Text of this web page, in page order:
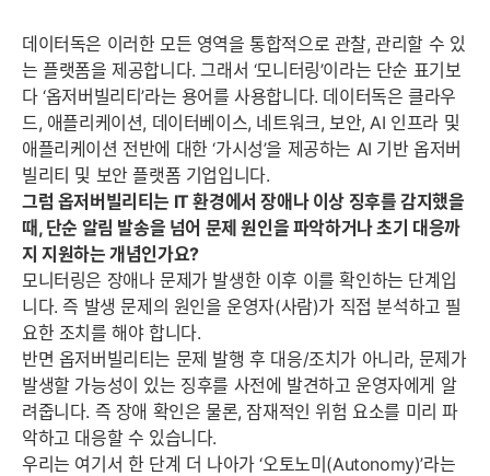
데이터독은 이러한 모든 영역을 통합적으로 관찰, 관리할 수 있
는 플랫폼을 제공합니다. 그래서 ‘모니터링’이라는 단순 표기보
다 ‘옵저버빌리티’라는 용어를 사용합니다. 데이터독은 클라우
드, 애플리케이션, 데이터베이스, 네트워크, 보안, AI 인프라 및
애플리케이션 전반에 대한 ‘가시성’을 제공하는 AI 기반 옵저버
빌리티 및 보안 플랫폼 기업입니다.
그럼 옵저버빌리티는 IT 환경에서 장애나 이상 징후를 감지했을
때, 단순 알림 발송을 넘어 문제 원인을 파악하거나 초기 대응까
지 지원하는 개념인가요?
모니터링은 장애나 문제가 발생한 이후 이를 확인하는 단계입
니다. 즉 발생 문제의 원인을 운영자(사람)가 직접 분석하고 필
요한 조치를 해야 합니다.
반면 옵저버빌리티는 문제 발행 후 대응/조치가 아니라, 문제가
발생할 가능성이 있는 징후를 사전에 발견하고 운영자에게 알
려줍니다. 즉 장애 확인은 물론, 잠재적인 위험 요소를 미리 파
악하고 대응할 수 있습니다.
우리는 여기서 한 단계 더 나아가 ‘오토노미(Autonomy)’라는